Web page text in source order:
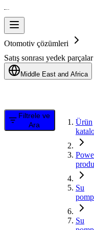
Otomotiv çözümleri
Satış sonrası yedek parçalar
Middle East and Africa
Filtrele ve
Ara
Ürün
Su
Su